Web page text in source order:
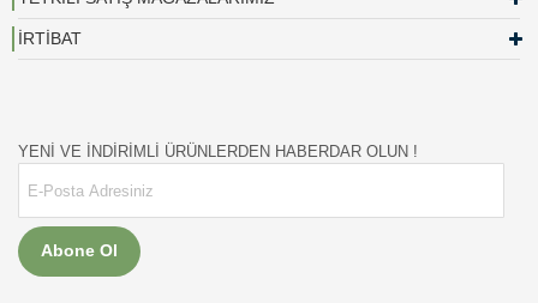
İRTİBAT
YENİ VE İNDİRİMLİ ÜRÜNLERDEN HABERDAR OLUN !
Abone Ol